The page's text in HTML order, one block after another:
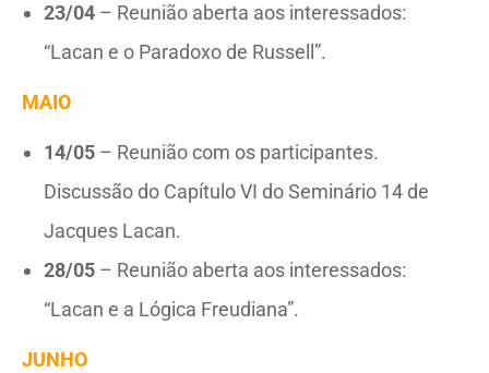
23/04 – Reunião aberta aos interessados:
“Lacan e o Paradoxo de Russell”.
MAIO
14/05 – Reunião com os participantes.
Discussão do Capítulo VI do Seminário 14 de
Jacques Lacan.
28/05 – Reunião aberta aos interessados:
“Lacan e a Lógica Freudiana”.
JUNHO